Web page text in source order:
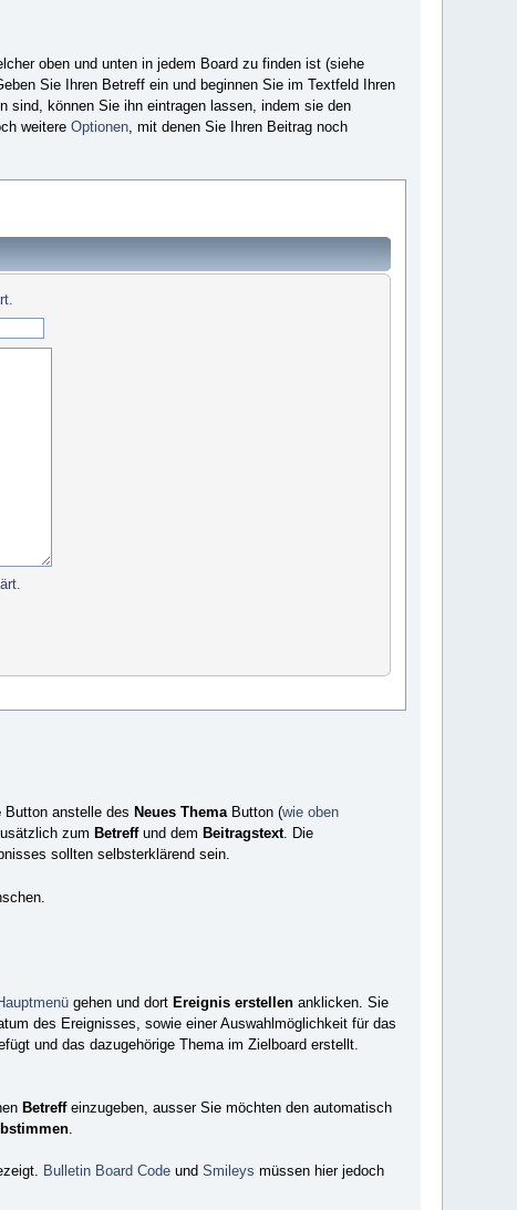
oben und unten in jedem Board zu finden ist (siehe
Sie Ihren Betreff ein und beginnen Sie im Textfeld Ihren
sind, können Sie ihn eintragen lassen, indem sie den
weitere Optionen , mit denen Sie Ihren Beitrag noch
Button anstelle des Neues ThemaButton (wie oben
zum Betreffund dem Beitragstext. Die
sollten selbsterklärend sein.
gehen und dort Ereignis erstellen anklicken. Sie
des Ereignisses, sowie einer Auswahlmöglichkeit für das
und das dazugehörige Thema im Zielboard erstellt.
Betreffeinzugeben, ausser Sie möchten den automatisch
.
Bulletin Board Code und Smileys müssen hier jedoch